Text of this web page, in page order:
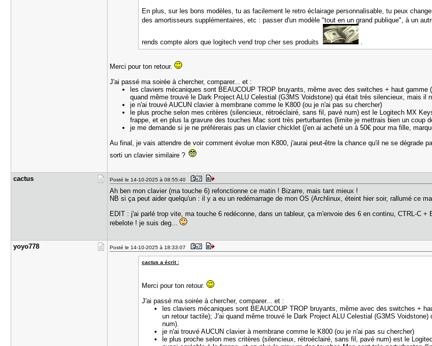
En plus, sur les bons modèles, tu as facilement le retro éclairage personnalisable, tu peux
des amortisseurs supplémentaires, etc : passer d'un modèle "tout en un grand publique", à un
rends compte alors que logitech vend trop cher ses produits .
Merci pour ton retour.
J'ai passé ma soirée à chercher, comparer... et :
les claviers mécaniques sont BEAUCOUP TROP bruyants, même avec des switches + haut
quand même trouvé le Dark Project ALU Celestial (G3MS Voidstone) qui était très silencieux, mais il
je n'ai trouvé AUCUN clavier à membrane comme le K800 (ou je n'ai pas su chercher)
le plus proche selon mes critères (silencieux, rétroéclairé, sans fil, pavé num) est le Logitech MX
frappe, et en plus la gravure des touches Mac sont très perturbantes (limite je mettrais bien un coup
je me demande si je ne préférerais pas un clavier chicklet (j'en ai acheté un à 50€ pour ma fille,
Au final, je vais attendre de voir comment évolue mon K800, j'aurai peut-être la chance qu'il ne se dégrade
sorti un clavier similaire ?
cactus Posté le 14-10-2025 à 08:55:40
Ah ben mon clavier (ma touche 6) refonctionne ce matin ! Bizarre, mais tant mieux !
NB si ça peut aider quelqu'un : il y a eu un redémarrage de mon OS (Archlinux, éteint hier soir, rallumé ce
EDIT : j'ai parlé trop vite, ma touche 6 redéconne, dans un tableur, ça m'envoie des 6 en continu, CTRL-C
rebelote ! je suis deg...
yoyo778 Posté le 14-10-2025 à 18:33:07
cactus a écrit :
Merci pour ton retour.
J'ai passé ma soirée à chercher, comparer... et :
les claviers mécaniques sont BEAUCOUP TROP bruyants, même avec des switches +
un retour tactile); J'ai quand même trouvé le Dark Project ALU Celestial (G3MS
num).
je n'ai trouvé AUCUN clavier à membrane comme le K800 (ou je n'ai pas su chercher)
le plus proche selon mes critères (silencieux, rétroéclairé, sans fil, pavé num) est le